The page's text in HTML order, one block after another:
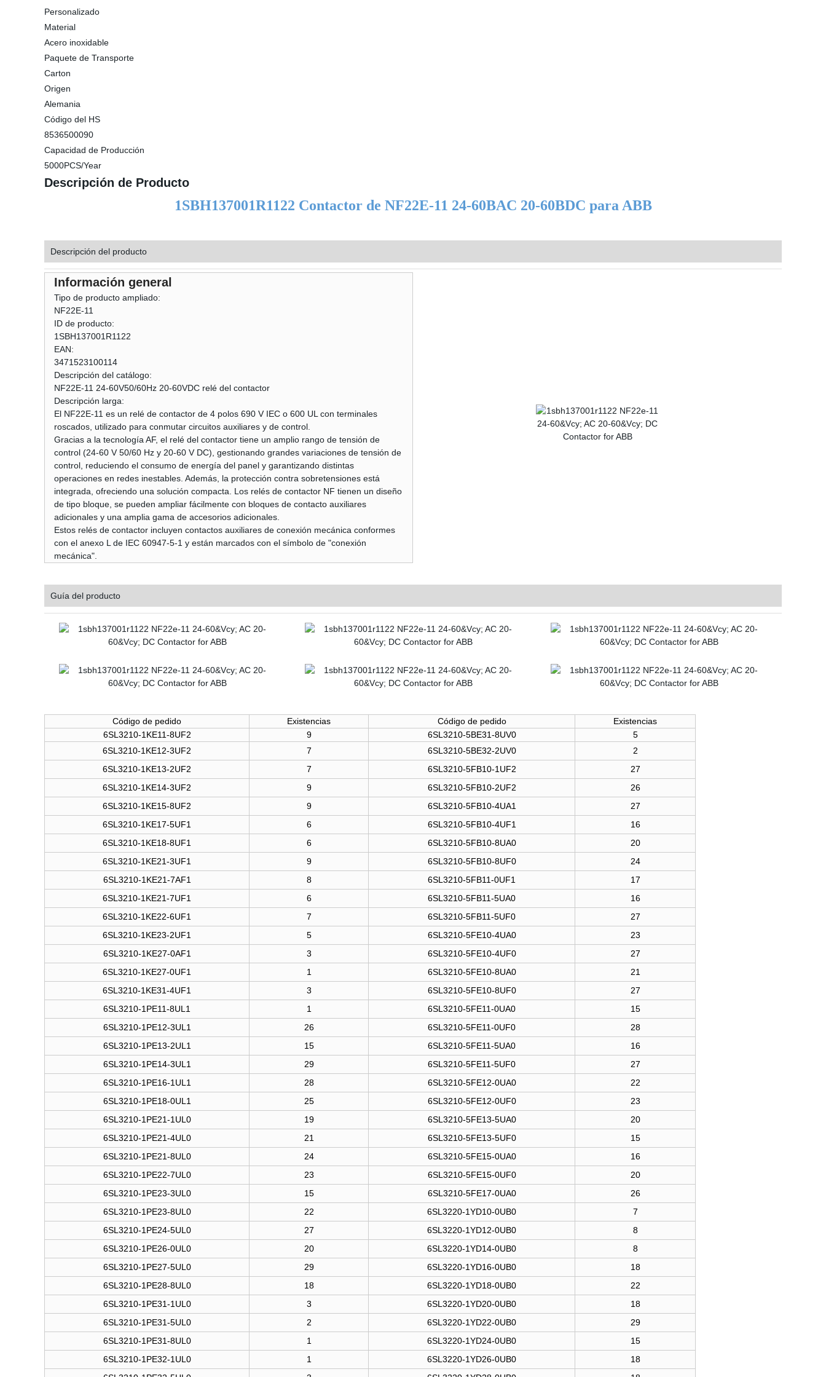
Personalizado
Material
Acero inoxidable
Paquete de Transporte
Carton
Origen
Alemania
Código del HS
8536500090
Capacidad de Producción
5000PCS/Year
Descripción de Producto
1SBH137001R1122 Contactor de NF22E-11 24-60ВAC 20-60ВDC para ABB
Descripción del producto
Información general
Tipo de producto ampliado:
NF22E-11
ID de producto:
1SBH137001R1122
EAN:
3471523100114
Descripción del catálogo:
NF22E-11 24-60V50/60Hz 20-60VDC relé del contactor
Descripción larga:
El NF22E-11 es un relé de contactor de 4 polos 690 V IEC o 600 UL con terminales
roscados, utilizado para conmutar circuitos auxiliares y de control.
Gracias a la tecnología AF, el relé del contactor tiene un amplio rango de tensión de
control (24-60 V 50/60 Hz y 20-60 V DC), gestionando grandes variaciones de tensión de
control, reduciendo el consumo de energía del panel y garantizando distintas
operaciones en redes inestables. Además, la protección contra sobretensiones está
integrada, ofreciendo una solución compacta. Los relés de contactor NF tienen un diseño
de tipo bloque, se pueden ampliar fácilmente con bloques de contacto auxiliares
adicionales y una amplia gama de accesorios adicionales.
Estos relés de contactor incluyen contactos auxiliares de conexión mecánica conformes
con el anexo L de IEC 60947-5-1 y están marcados con el símbolo de "conexión
mecánica".
Guía del producto
Código de pedido Existencias Código de pedido
Existencias
6SL3210-1KE11-8UF2
9 6SL3210-5BE31-8UV0
5
6SL3210-1KE12-3UF2
7 6SL3210-5BE32-2UV0
2
6SL3210-1KE13-2UF2
7 6SL3210-5FB10-1UF2
27
6SL3210-1KE14-3UF2
9 6SL3210-5FB10-2UF2
26
6SL3210-1KE15-8UF2
9 6SL3210-5FB10-4UA1
27
6SL3210-1KE17-5UF1
6 6SL3210-5FB10-4UF1
16
6SL3210-1KE18-8UF1
6 6SL3210-5FB10-8UA0
20
6SL3210-1KE21-3UF1
9 6SL3210-5FB10-8UF0
24
6SL3210-1KE21-7AF1
8 6SL3210-5FB11-0UF1
17
6SL3210-1KE21-7UF1
6 6SL3210-5FB11-5UA0
16
6SL3210-1KE22-6UF1
7 6SL3210-5FB11-5UF0
27
6SL3210-1KE23-2UF1
5 6SL3210-5FE10-4UA0
23
6SL3210-1KE27-0AF1
3 6SL3210-5FE10-4UF0
27
6SL3210-1KE27-0UF1
1 6SL3210-5FE10-8UA0
21
6SL3210-1KE31-4UF1
3 6SL3210-5FE10-8UF0
27
6SL3210-1PE11-8UL1
1 6SL3210-5FE11-0UA0
15
6SL3210-1PE12-3UL1
26 6SL3210-5FE11-0UF0
28
6SL3210-1PE13-2UL1
15 6SL3210-5FE11-5UA0
16
6SL3210-1PE14-3UL1
29 6SL3210-5FE11-5UF0
27
6SL3210-1PE16-1UL1
28 6SL3210-5FE12-0UA0
22
6SL3210-1PE18-0UL1
25 6SL3210-5FE12-0UF0
23
6SL3210-1PE21-1UL0
19 6SL3210-5FE13-5UA0
20
6SL3210-1PE21-4UL0
21 6SL3210-5FE13-5UF0
15
6SL3210-1PE21-8UL0
24 6SL3210-5FE15-0UA0
16
6SL3210-1PE22-7UL0
23 6SL3210-5FE15-0UF0
20
6SL3210-1PE23-3UL0
15 6SL3210-5FE17-0UA0
26
6SL3210-1PE23-8UL0
22 6SL3220-1YD10-0UB0
7
6SL3210-1PE24-5UL0
27 6SL3220-1YD12-0UB0
8
6SL3210-1PE26-0UL0
20 6SL3220-1YD14-0UB0
8
6SL3210-1PE27-5UL0
29 6SL3220-1YD16-0UB0
18
6SL3210-1PE28-8UL0
18 6SL3220-1YD18-0UB0
22
6SL3210-1PE31-1UL0
3 6SL3220-1YD20-0UB0
18
6SL3210-1PE31-5UL0
2 6SL3220-1YD22-0UB0
29
6SL3210-1PE31-8UL0
1 6SL3220-1YD24-0UB0
15
6SL3210-1PE32-1UL0
1 6SL3220-1YD26-0UB0
18